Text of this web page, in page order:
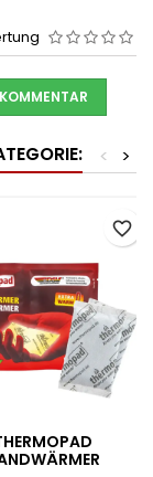
>
<
favorite_border